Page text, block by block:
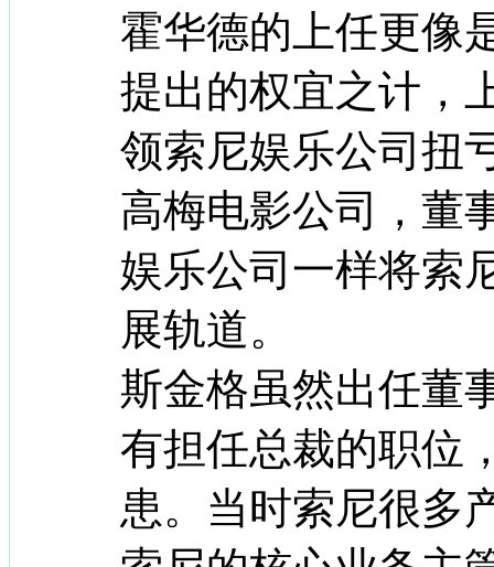
霍华德的上任更像
提出的权宜之计，
领索尼娱乐公司扭
高梅电影公司，董
娱乐公司一样将索
展轨道。
斯金格虽然出任董
有担任总裁的职位
患。当时索尼很多